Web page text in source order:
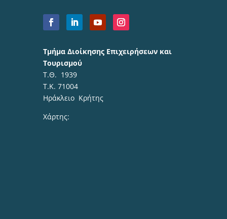
Τμήμα Διοίκησης Επιχειρήσεων και
Τουρισμού
Τ.Θ. 1939
Τ.Κ. 71004
Ηράκλειο Κρήτης
Χάρτης: